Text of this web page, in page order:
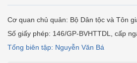
Cơ quan chủ quản: Bộ Dân tộc và Tôn
Số giấy phép: 146/GP-BVHTTDL, cấp
Tổng biên tập: Nguyễn Văn Bá